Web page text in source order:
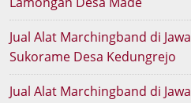
Jual Alat Marchingband di
Sukorame Desa Kedungrejo
Jual Alat Marchingband di